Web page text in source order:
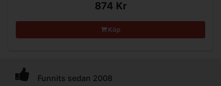
874 Kr
Köp
Funnits sedan 2008